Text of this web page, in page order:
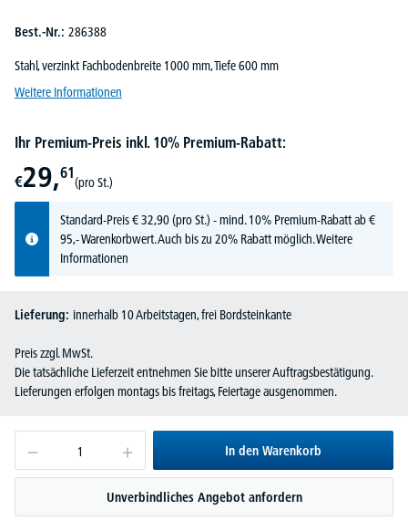
Best.-Nr.: 286388
Stahl, verzinkt Fachbodenbreite 1000 mm, Tiefe 600 mm
Weitere Informationen
Ihr Premium-Preis inkl. 10% Premium-Rabatt:
€29,61
(pro St.)
Standard-Preis€32,90(pro St.) - mind. 10% Premium-Rabatt ab €
95,- Warenkorbwert. Auch bis zu 20% Rabatt möglich.Weitere
Informationen
Lieferung: innerhalb 10 Arbeitstagen, frei Bordsteinkante
Preis zzgl. MwSt.
Die tatsächliche Lieferzeit entnehmen Sie bitte unserer Auftragsbestätigung.
Lieferungen erfolgen montags bis freitags, Feiertage ausgenommen.
In den Warenkorb
Unverbindliches Angebot anfordern